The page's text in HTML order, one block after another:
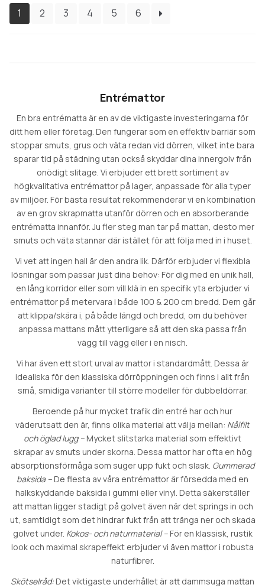
väljas
1 2 3 4 5 6
Entrémattor
En bra entrématta är en av de viktigaste investeringarna för
ditt hem eller företag. Den fungerar som en effektiv barriär som
stoppar smuts, grus och väta redan vid dörren, vilket inte bara
sparar tid på städning utan också skyddar dina innergolv från
onödigt slitage. Vi erbjuder ett brett sortiment av
högkvalitativa entrémattor på lager, anpassade för alla typer
av miljöer. För bästa resultat rekommenderar vi en kombination
av en grov skrapmatta utanför dörren och en absorberande
entrématta innanför. Ju fler steg man tar på mattan, desto mer
smuts och väta stannar där istället för att följa med in i huset.
Vi vet att ingen hall är den andra lik. Därför erbjuder vi flexibla
lösningar som passar just dina behov: För dig med en unik hall,
en lång korridor eller som vill klä in en specifik yta erbjuder vi
entrémattor på metervara i både 100 & 200 cm bredd. Dem går
att klippa/skära i, på både längd och bredd, om du behöver
anpassa mattans mått ytterligare så att den ska passa från
vägg till vägg eller i en nisch.
Vi har även ett stort urval av mattor i standardmått. Dessa är
idealiska för den klassiska dörröppningen och finns i allt från
små, smidiga varianter till större modeller för dubbeldörrar.
Beroende på hur mycket trafik din entré har och hur
väderutsatt den är, finns olika material att välja mellan: Nålfilt
och öglad lugg –Mycket slitstarka material som effektivt
skrapar av smuts under skorna. Dessa mattor har ofta en hög
absorptionsförmåga som suger upp fukt och slask. Gummerad
baksida –De flesta av våra entrémattor är försedda med en
halkskyddande baksida i gummi eller vinyl. Detta säkerställer
att mattan ligger stadigt på golvet även när det springs in och
ut, samtidigt som det hindrar fukt från att tränga ner och skada
golvet under. Kokos- och naturmaterial –För en klassisk, rustik
look och maximal skrapeffekt erbjuder vi även mattor i robusta
naturfibrer.
Skötselråd:Det viktigaste underhållet är att dammsuga mattan